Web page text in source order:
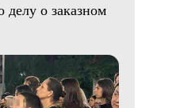
делу о заказном